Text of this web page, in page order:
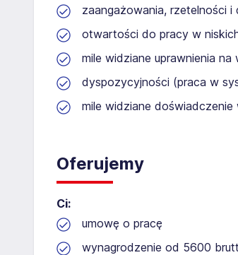
zaangażowania, rzetelności
otwartości do pracy w
mile widziane uprawnienia na
dyspozycyjności (praca w
mile widziane
Oferujemy
Ci:
umowę o pracę
wynagrodzenie od 5600